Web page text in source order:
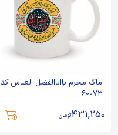
ماگ محرم یااباالفضل العباس کد
60073
431,250تومان